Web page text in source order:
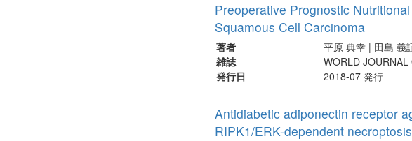
Preoperative Prognostic
Squamous Cell Carcinoma
著者
平原 典幸 | 田島 義
雑誌
WORLD
発行日
2018-07 発行
Antidiabetic adiponectin receptor
RIPK1/ERK-dependent necroptosis